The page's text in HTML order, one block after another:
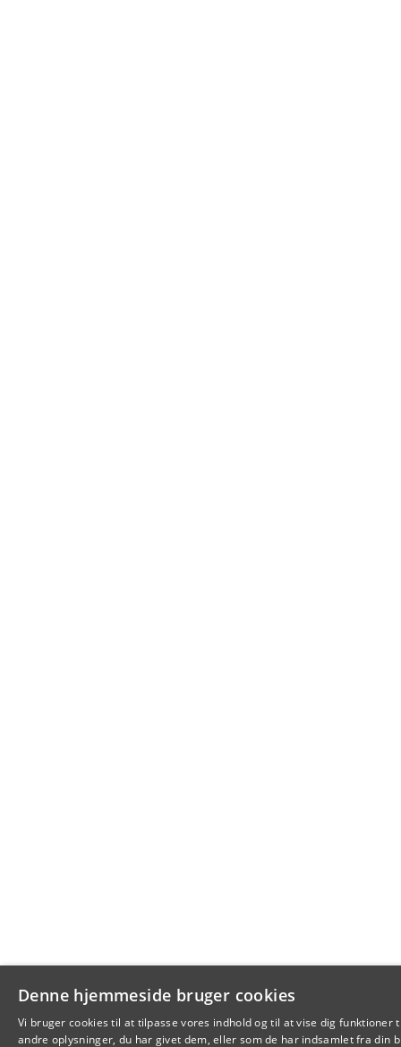
Denne hjemmeside bruger cookies
Vi bruger cookies til at tilpasse vores indhold og til at vise dig
andre oplysninger, du har givet dem, eller som de har indsamlet fra din